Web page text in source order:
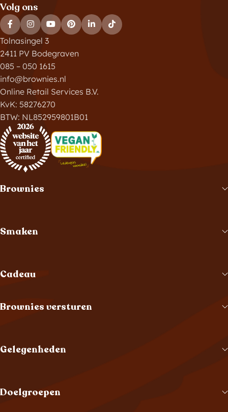
Volg ons
Tolnasingel 3
2411 PV Bodegraven
085 – 050 1615
info@brownies.nl
Online Retail Services B.V.
KvK: 58276270
BTW: NL852959801B01
Brownies
Smaken
Cadeau
Brownies versturen
Gelegenheden
Doelgroepen